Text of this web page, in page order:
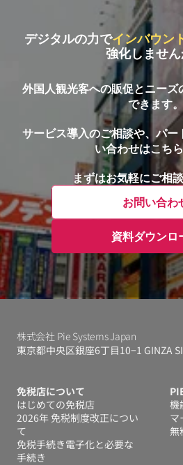
デジタルの力でインバウン
強化しません
外国人観光客への販促とニー
できます。
サービス導入のご相談や、パ
い合わせはこち
まずはお気軽にご相
お問い合わ
資料ダウンロ
株式会社 Pie Systems Japan
東京都中央区銀座6丁目10−1 GINZA
免税店について
はじめての免税店
2026年 免税制度改正につい
て
免税手続き電子化と必要な
手続き
機
マ
無